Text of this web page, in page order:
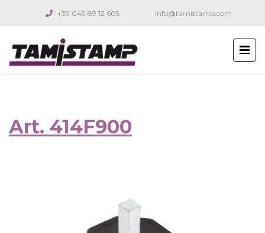
+39 049 89 12 605 info@tamistamp.com
Art. 414F900